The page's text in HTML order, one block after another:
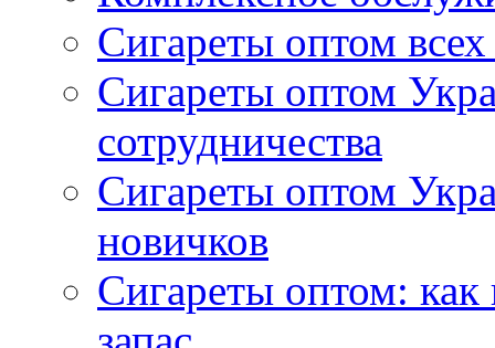
Сигареты оптом
Сигареты оптом
сотрудничества
Сигареты оптом
новичков
Сигареты оптом: